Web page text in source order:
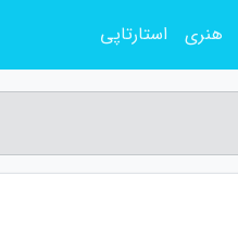
هنری استارتاپی